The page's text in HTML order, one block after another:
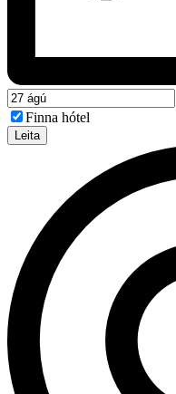
Finna hótel
Leita